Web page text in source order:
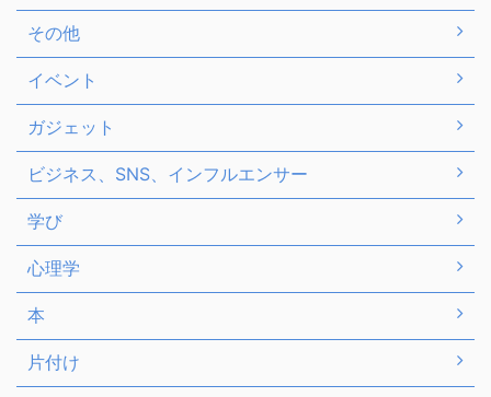
その他
イベント
ガジェット
ビジネス、SNS、インフルエンサー
学び
心理学
本
片付け